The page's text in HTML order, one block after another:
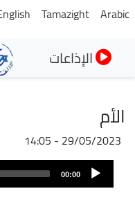
Arabic
Tamazight
الإذاعات
الأم
29/05/2023 - 14:05
Audio
Player
00:00